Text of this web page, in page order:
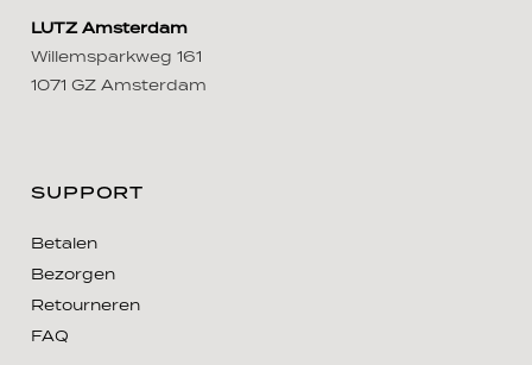
LUTZ Amsterdam
Willemsparkweg 161
1071 GZ Amsterdam
SUPPORT
Betalen
Bezorgen
Retourneren
FAQ